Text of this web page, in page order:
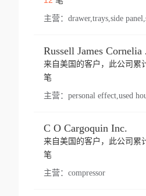
主营：
来自美国的客户，此公司累
笔
主营：
C O Cargoquin Inc.
来自美国的客户，此公司累
笔
主营： compressor